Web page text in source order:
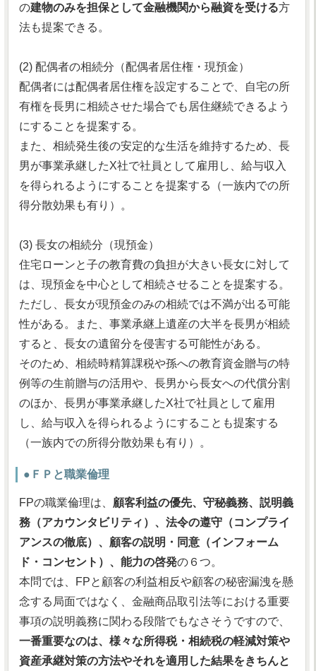
の建物のみを担保として金融機関から融資を受ける方
法も提案できる。
(2) 配偶者の相続分（配偶者居住権・現預金）
配偶者には配偶者居住権を設定することで、自宅の所
有権を長男に相続させた場合でも居住継続できるよう
にすることを提案する。
また、相続発生後の安定的な生活を維持するため、長
男が事業承継したX社で社員として雇用し、給与収入
を得られるようにすることを提案する（一族内での所
得分散効果も有り）。
(3) 長女の相続分（現預金）
住宅ローンと子の教育費の負担が大きい長女に対して
は、現預金を中心として相続させることを提案する。
ただし、長女が現預金のみの相続では不満が出る可能
性がある。また、事業承継上遺産の大半を長男が相続
すると、長女の遺留分を侵害する可能性がある。
そのため、相続時精算課税や孫への教育資金贈与の特
例等の生前贈与の活用や、長男から長女への代償分割
のほか、長男が事業承継したX社で社員として雇用
し、給与収入を得られるようにすることも提案する
（一族内での所得分散効果も有り）。
●ＦＰと職業倫理
FPの職業倫理は、 顧客利益の優先、守秘義務、説明義
務（アカウンタビリティ）、法令の遵守（コンプライ
アンスの徹底）、顧客の説明・同意（インフォーム
ド・コンセント）、能力の啓発の６つ。
本問では、FPと顧客の利益相反や顧客の秘密漏洩を懸
念する局面ではなく、金融商品取引法等における重要
事項の説明義務に関わる段階でもなさそうですので、
一番重要なのは、様々な所得税・相続税の軽減対策や
資産承継対策の方法やそれを適用した結果をきちんと